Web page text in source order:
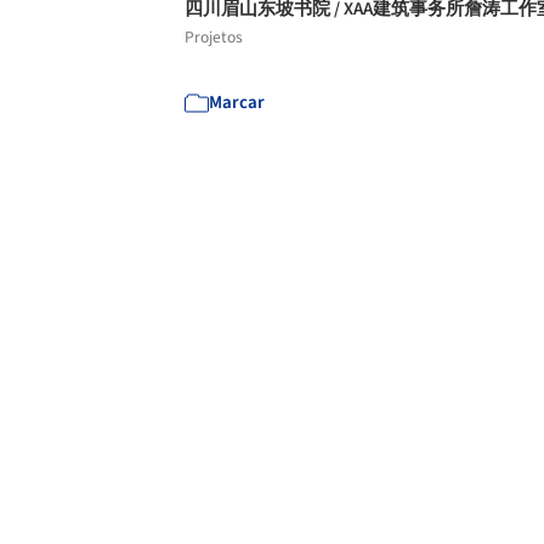
四川眉山东坡书院 / XAA建筑事务所詹涛工
Projetos
Marcar